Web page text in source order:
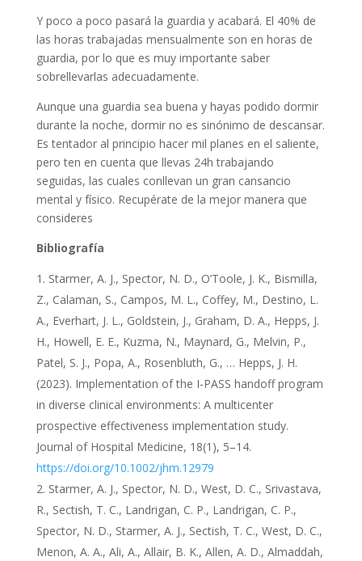
Y poco a poco pasará la guardia y acabará. El 40% de
las horas trabajadas mensualmente son en horas de
guardia, por lo que es muy importante saber
sobrellevarlas adecuadamente.
Aunque una guardia sea buena y hayas podido dormir
durante la noche, dormir no es sinónimo de descansar.
Es tentador al principio hacer mil planes en el saliente,
pero ten en cuenta que llevas 24h trabajando
seguidas, las cuales conllevan un gran cansancio
mental y físico. Recupérate de la mejor manera que
consideres
Bibliografía
Starmer, A. J., Spector, N. D., O’Toole, J. K., Bismilla,
Z., Calaman, S., Campos, M. L., Coffey, M., Destino, L.
A., Everhart, J. L., Goldstein, J., Graham, D. A., Hepps, J.
H., Howell, E. E., Kuzma, N., Maynard, G., Melvin, P.,
Patel, S. J., Popa, A., Rosenbluth, G., … Hepps, J. H.
(2023). Implementation of the I-PASS handoff program
in diverse clinical environments: A multicenter
prospective effectiveness implementation study.
Journal of Hospital Medicine, 18(1), 5–14.
https://doi.org/10.1002/jhm.12979
Starmer, A. J., Spector, N. D., West, D. C., Srivastava,
R., Sectish, T. C., Landrigan, C. P., Landrigan, C. P.,
Spector, N. D., Starmer, A. J., Sectish, T. C., West, D. C.,
Menon, A. A., Ali, A., Allair, B. K., Allen, A. D., Almaddah,